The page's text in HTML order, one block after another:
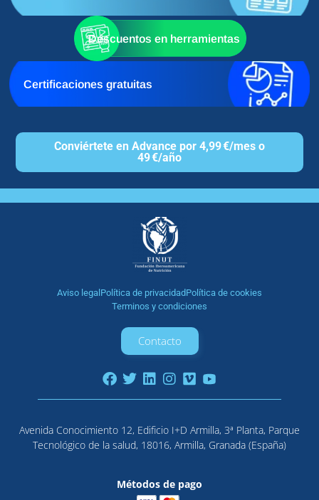
Descuentos en herramientas
Certificaciones gratuitas
Conviértete en Advance por 4,99 €/mes o
49 €/año
Aviso legalPolítica de privacidadPolítica de cookies
Terminos y condiciones
Contacto
Avenida Conocimiento 12, Edificio I+D Armilla, 3ª Planta, Parque
Tecnológico de la salud, 18016, Armilla, Granada (España)
Métodos de pago